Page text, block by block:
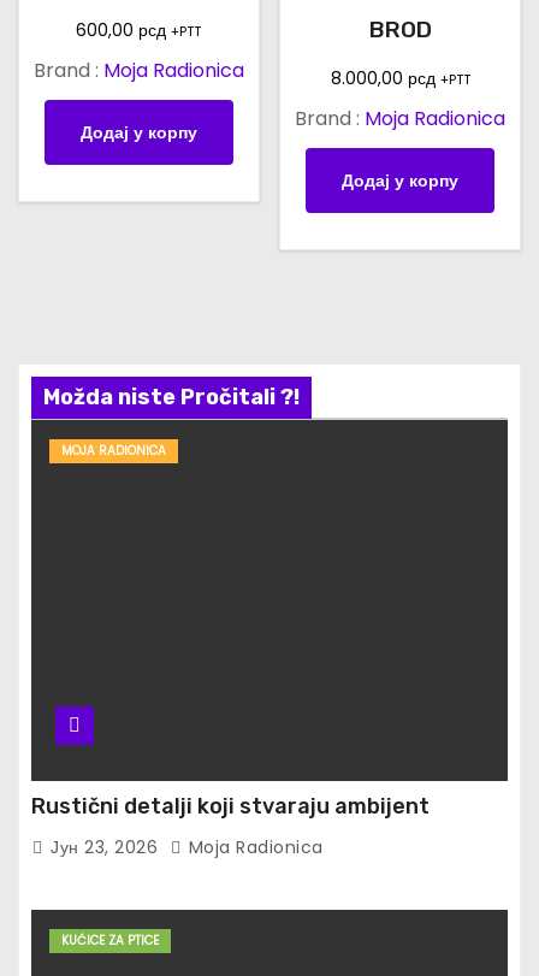
600,00 рсд +PTT
Brand : Moja Radionica
Додај у корпу
BROD
8.000,00 рсд +PTT
Brand : Moja Radionica
Додај у корпу
Možda niste Pročitali ?!
MOJA RADIONICA
Rustični detalji koji stvaraju ambijent
Јун 23, 2026 Moja Radionica
KUĆICE ZA PTICE